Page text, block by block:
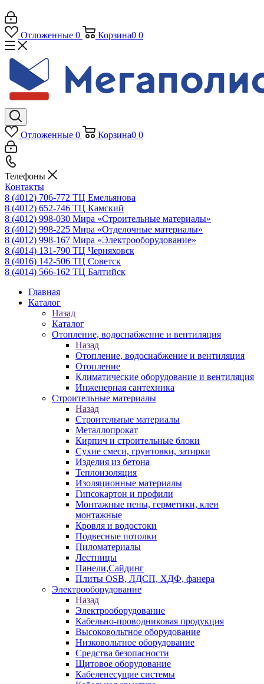
Отложенные 0 Корзина0 0
Отложенные 0 Корзина0 0
Телефоны
Контакты
8 (4012) 706-772 ТЦ Емельянова
8 (4012) 652-746 ТЦ Камский
8 (4012) 998-030 Мира «Строительные материалы»
8 (4012) 998-225 Мира «Отделочные материалы»
8 (4012) 998-167 Мира «Электрооборудование»
8 (4014) 131-790 ТЦ Черняховск
8 (4016) 142-506 ТЦ Советск
8 (4014) 566-162 ТЦ Балтийск
Главная
Каталог
Назад
Каталог
Отопление, водоснабжение и вентиляция
Назад
Отопление, водоснабжение и вентиляция
Отопление
Климатические оборудование и вентиляция
Инженерная сантехника
Строительные материалы
Назад
Строительные материалы
Металлопрокат
Кирпич и строительные блоки
Сухие смеси, грунтовки, затирки
Изделия из бетона
Теплоизоляция
Изоляционные материалы
Гипсокартон и профили
Монтажные пены, герметики, клеи
монтажные
Кровля и водостоки
Подвесные потолки
Пиломатериалы
Лестницы
Панели,Сайдинг
Плиты OSB, ЛДСП, ХДФ, фанера
Электрооборудование
Назад
Электрооборудование
Кабельно-проводниковая продукция
Высоковольтное оборудование
Низковольтное оборудование
Средства безопасности
Щитовое оборудование
Кабеленесущие системы